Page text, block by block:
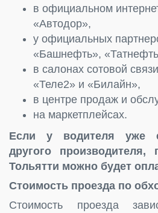
в официальном
«Автодор»,
у официальных
«Башнефть»,
в салонах сотовой
«Теле2» и «Билайн»,
в центре продаж и
на маркетплейсах.
Если у водителя уже
другого
Тольятти можно будет
Стоимость проезда по
Стоимость проезда